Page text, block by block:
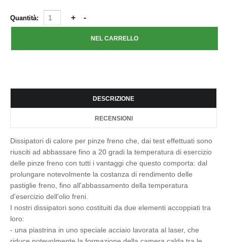
Quantità:
DESCRIZIONE
RECENSIONI
Dissipatori di calore per pinze freno che, dai test effettuati sono
riusciti ad abbassare fino a 20 gradi la temperatura di esercizio
delle pinze freno con tutti i vantaggi che questo comporta: dal
prolungare notevolmente la costanza di rendimento delle
pastiglie freno, fino all'abbassamento della temperatura
d'esercizio dell'olio freni.
I nostri dissipatori sono costituiti da due elementi accoppiati tra
loro:
- una piastrina in uno speciale acciaio lavorata al laser, che